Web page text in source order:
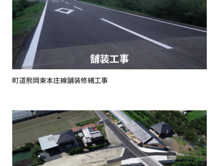
舗装工事
町道熊岡東本庄線舗装修繕工事